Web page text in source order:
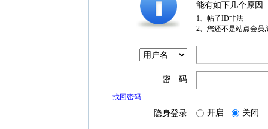
能有如下几个原因
1、帖子ID非法
2、您还不是站点会员
密 码
找回密码
隐身登录 开启 关闭